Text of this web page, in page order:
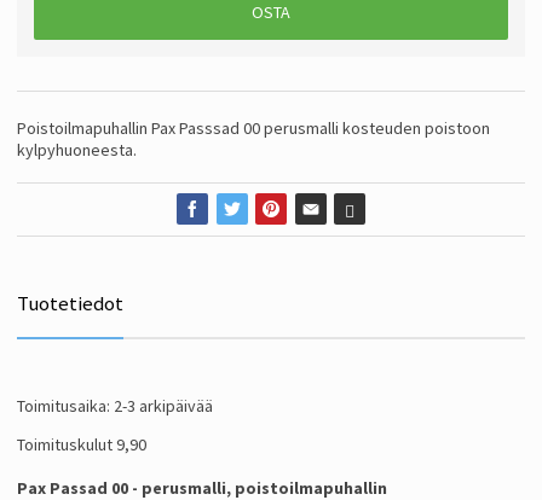
OSTA
Poistoilmapuhallin Pax Passsad 00 perusmalli kosteuden poistoon
kylpyhuoneesta.
Tuotetiedot
Toimitusaika: 2-3 arkipäivää
Toimituskulut 9,90
Pax Passad 00 - perusmalli, poistoilmapuhallin